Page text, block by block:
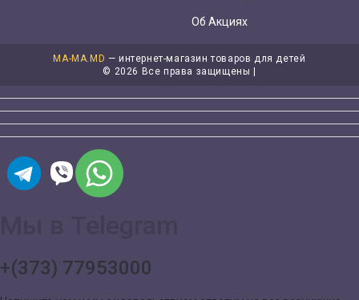
Об Акциях
MA-MA.MD — интернет-магазин товаров для детей
© 2026 Все права защищены |
+(373) 77953000